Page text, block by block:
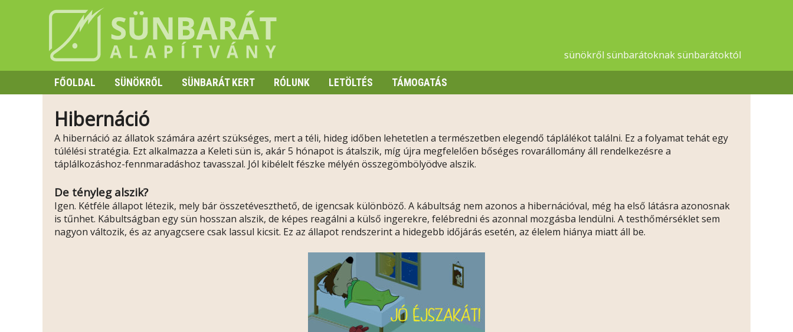
sünökről sünbarátoknak sünbarátoktól
FŐOLDAL
SÜNÖKRŐL
HIBERNÁCIÓ
TÜSKE ÉS VISELKEDÉS
SÜNBARÁT KERT RÓLUNK LETÖLTÉS TÁMOGATÁS
Hibernáció
A hibernáció az állatok számára azért szükséges, mert a téli, hideg időben lehetetlen a természetben elegendő táplálékot találni. Ez a folyamat tehát egy
túlélési stratégia. Ezt alkalmazza a Keleti sün is, akár 5 hónapot is átalszik, míg újra megfelelően bőséges rovarállomány áll rendelkezésre a
táplálkozáshoz-fennmaradáshoz tavasszal. Jól kibélelt fészke mélyén összegömbölyödve alszik.
De tényleg alszik?
Igen. Kétféle állapot létezik, mely bár összetéveszthető, de igencsak különböző. A kábultság nem azonos a hibernációval, még ha első látásra azonosnak
is tűnhet. Kábultságban egy sün hosszan alszik, de képes reagálni a külső ingerekre, felébredni és azonnal mozgásba lendülni. A testhőmérséklet sem
nagyon változik, és az anyagcsere csak lassul kicsit. Ez az állapot rendszerint a hidegebb időjárás esetén, az élelem hiánya miatt áll be.